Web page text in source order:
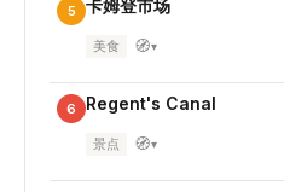
5 卡姆登市场
美食 🧭▾
6 Regent's Canal
景点 🧭▾